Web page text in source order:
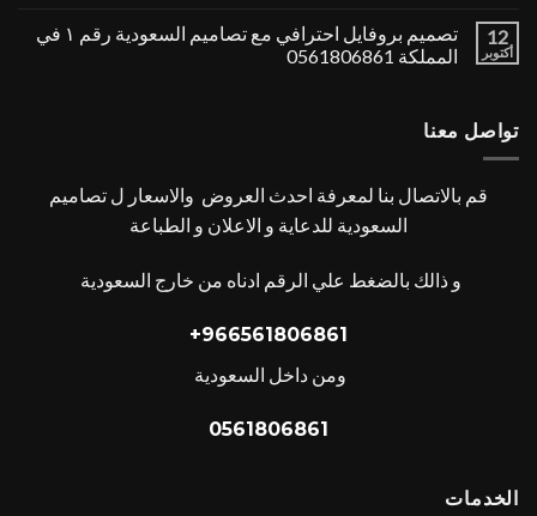
12
أكتوبر
تصميم بروفايل احترافي مع تصاميم السعودية رقم ١ في
المملكة 0561806861
تواصل معنا
قم بالاتصال بنا لمعرفة احدث العروض والاسعار ل تصاميم
السعودية للدعاية و الاعلان و الطباعة
و ذالك بالضغط علي الرقم ادناه من خارج السعودية
966561806861+
ومن داخل السعودية
0561806861
الخدمات